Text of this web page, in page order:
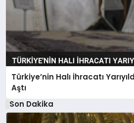
Türkiye’nin Halı İhracatı
Aştı
Son Dakika